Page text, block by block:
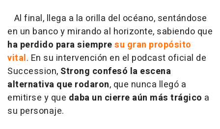
Al final, llega a la orilla del océano, sentándose
en un banco y mirando al horizonte, sabiendo que
ha perdido para siempresu gran propósito
vital. En su intervención en el podcast oficial de
Succession, Strong confesó la escena
alternativa que rodaron, que nunca llegó a
emitirse y que daba un cierre aún más trágico a
su personaje.